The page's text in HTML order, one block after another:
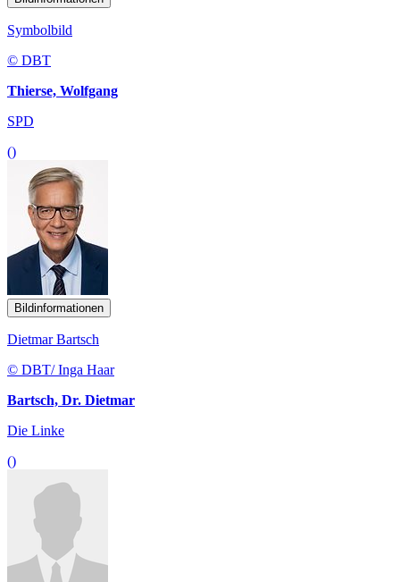
Symbolbild
© DBT
Thierse, Wolfgang
SPD
()
Bildinformationen
Dietmar Bartsch
© DBT/ Inga Haar
Bartsch, Dr. Dietmar
Die Linke
()